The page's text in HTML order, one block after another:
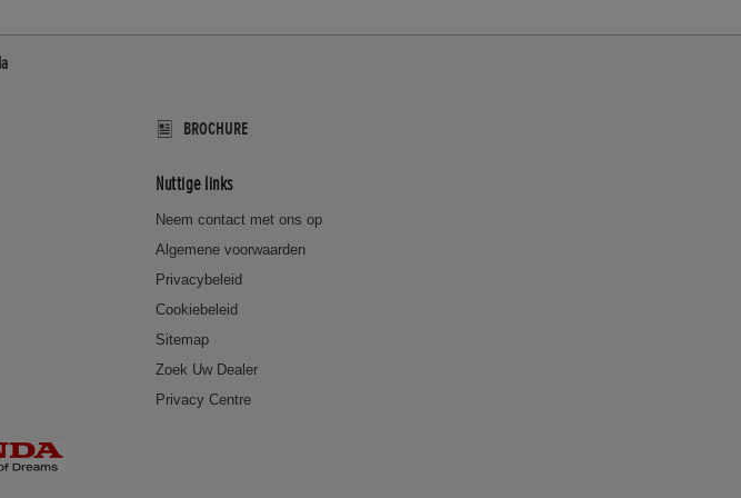
BROCHURE
Nuttige links
Neem contact met ons op
Algemene voorwaarden
Privacybeleid
Cookiebeleid
Sitemap
Zoek Uw Dealer
Privacy Centre